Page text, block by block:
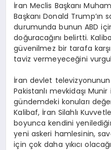
İran Meclis Başkanı
Başkanı Donald Trump’ın
durumunda bunun ABD
doğuracağını belirtti.
güvenilmez bir tarafa
taviz vermeyeceğini
İran devlet
Pakistanlı mevkidaşı
gündemdeki konuları
Kalibaf, İran Silahlı
boyunca kendini
yeni askeri hamlesinin,
için çok daha yıkıcı